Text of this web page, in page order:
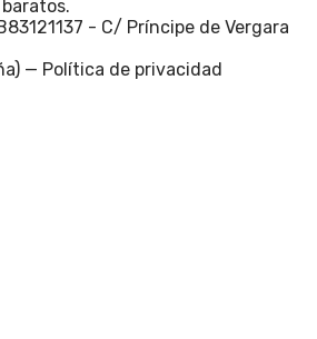
- C/ Príncipe de Vergara
— Política de privacidad